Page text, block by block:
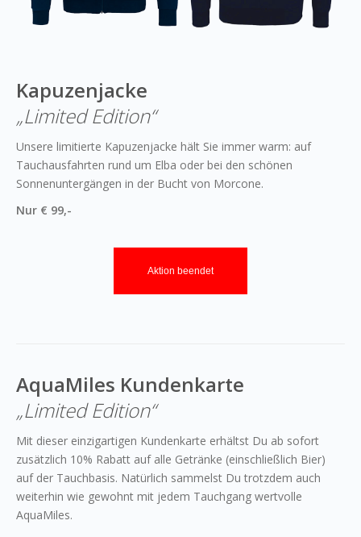
Kapuzenjacke
„Limited Edition“
Unsere limitierte Kapuzenjacke hält Sie immer warm: auf
Tauchausfahrten rund um Elba oder bei den schönen
Sonnenuntergängen in der Bucht von Morcone.
Nur € 99,-
Aktion beendet
AquaMiles Kundenkarte
„Limited Edition“
Mit dieser einzigartigen Kundenkarte erhältst Du ab sofort
zusätzlich 10% Rabatt auf alle Getränke (einschließlich Bier)
auf der Tauchbasis. Natürlich sammelst Du trotzdem auch
weiterhin wie gewohnt mit jedem Tauchgang wertvolle
AquaMiles.